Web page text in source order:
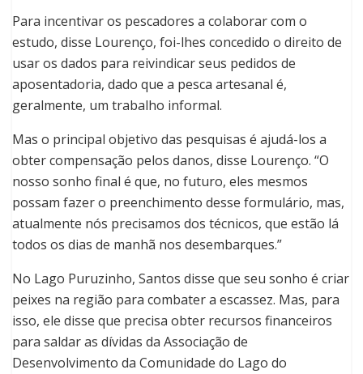
Para incentivar os pescadores a colaborar com o
estudo, disse Lourenço, foi-lhes concedido o direito de
usar os dados para reivindicar seus pedidos de
aposentadoria, dado que a pesca artesanal é,
geralmente, um trabalho informal.
Mas o principal objetivo das pesquisas é ajudá-los a
obter compensação pelos danos, disse Lourenço. “O
nosso sonho final é que, no futuro, eles mesmos
possam fazer o preenchimento desse formulário, mas,
atualmente nós precisamos dos técnicos, que estão lá
todos os dias de manhã nos desembarques.”
No Lago Puruzinho, Santos disse que seu sonho é criar
peixes na região para combater a escassez. Mas, para
isso, ele disse que precisa obter recursos financeiros
para saldar as dívidas da Associação de
Desenvolvimento da Comunidade do Lago do